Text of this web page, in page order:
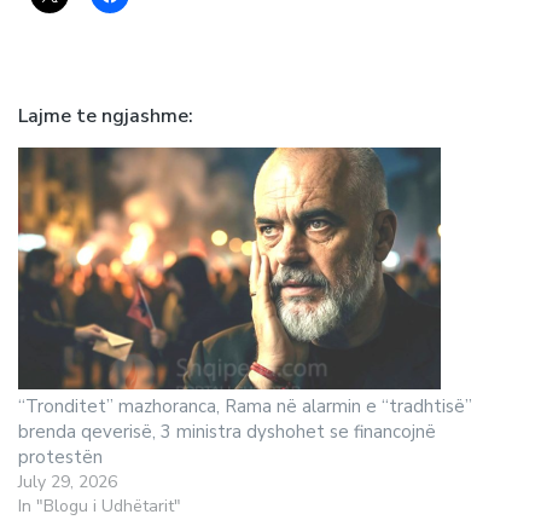
Lajme te ngjashme
“Tronditet” mazhoranca, Rama në alarmin e “tradhtisë”
brenda qeverisë, 3 ministra dyshohet se financojnë
protestën
July 29, 2026
In "Blogu i Udhëtarit"